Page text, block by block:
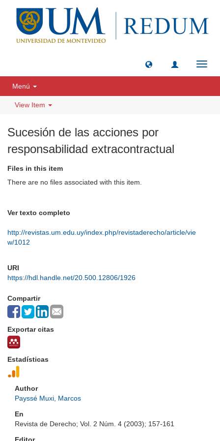
Menú
View Item
Sucesión de las acciones por
responsabilidad extracontractual
Files in this item
There are no files associated with this item.
Ver texto completo
http://revistas.um.edu.uy/index.php/revistaderecho/article/vie
w/1012
URI
https://hdl.handle.net/20.500.12806/1926
Compartir
Exportar citas
Estadísticas
Author
Payssé Muxi, Marcos
En
Revista de Derecho; Vol. 2 Núm. 4 (2003); 157-161